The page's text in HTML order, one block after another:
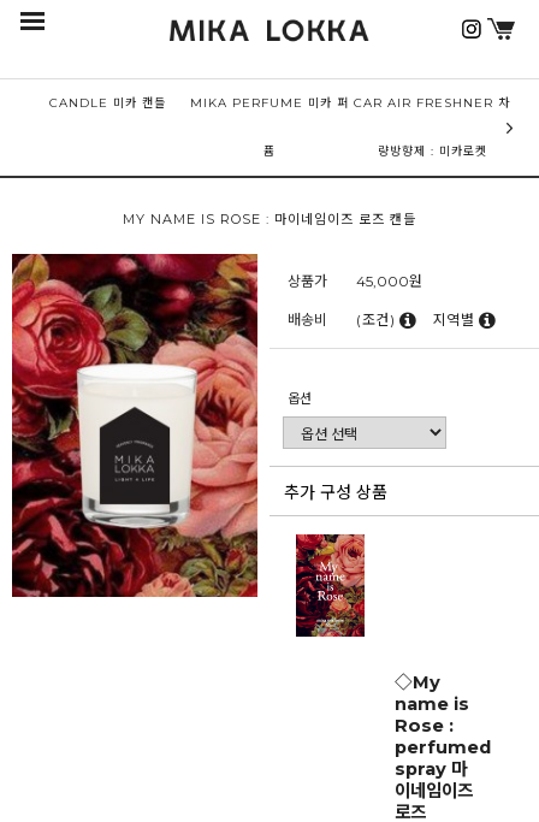
CANDLE 미카 캔들 MIKA PERFUME 미카 퍼
퓸
CAR AIR FRESHNER 차
량방향제 : 미카로켓
MY NAME IS ROSE : 마이네임이즈 로즈 캔들
상품가 45,000원
배송비 (조건) 지역별
옵션
추가 구성 상품
◇My
name is
Rose :
perfumed
spray 마
이네임이즈
로즈